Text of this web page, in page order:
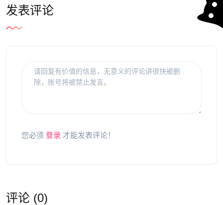
发表评论
您必须 登录 才能发表评论！
评论 (0)